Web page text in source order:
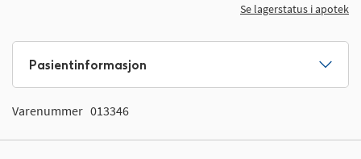
Se lagerstatus i apotek
Pasientinformasjon
Varenummer 013346